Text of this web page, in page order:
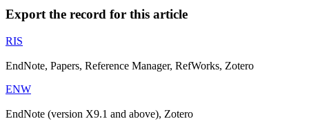
Export the record for this article
RIS
EndNote, Papers, Reference Manager, RefWorks, Zotero
ENW
EndNote (version X9.1 and above), Zotero